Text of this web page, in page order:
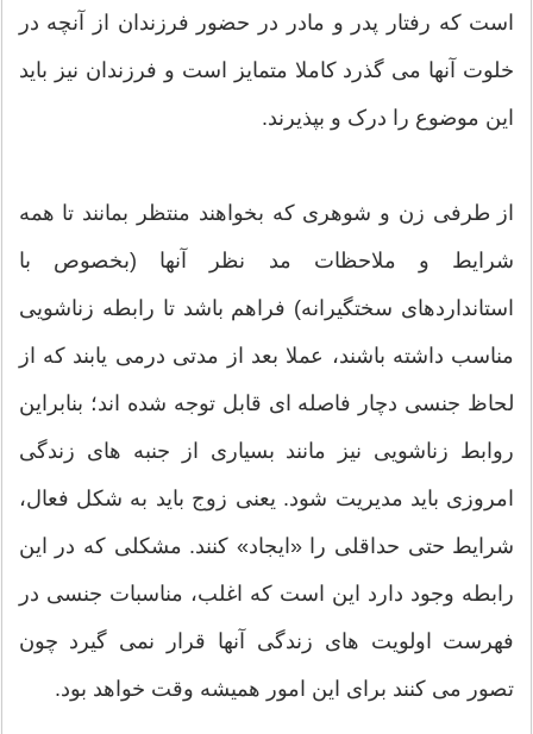
است که رفتار پدر و مادر در حضور فرزندان از آنچه در
خلوت آنها می گذرد کاملا متمایز است و فرزندان نیز باید
این موضوع را درک و بپذیرند.
از طرفی زن و شوهری که بخواهند منتظر بمانند تا همه
شرایط و ملاحظات مد نظر آنها (بخصوص با
استانداردهای سختگیرانه) فراهم باشد تا رابطه زناشویی
مناسب داشته باشند، عملا بعد از مدتی درمی یابند که از
لحاظ جنسی دچار فاصله ای قابل توجه شده اند؛ بنابراین
روابط زناشویی نیز مانند بسیاری از جنبه های زندگی
امروزی باید مدیریت شود. یعنی زوج باید به شکل فعال،
شرایط حتی حداقلی را «ایجاد» کنند. مشکلی که در این
رابطه وجود دارد این است که اغلب، مناسبات جنسی در
فهرست اولویت های زندگی آنها قرار نمی گیرد چون
تصور می کنند برای این امور همیشه وقت خواهد بود.